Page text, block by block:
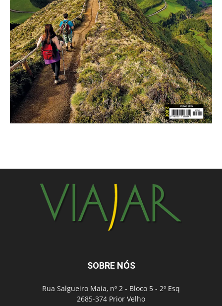
SOBRE NÓS
Rua Salgueiro Maia, nº 2 - Bloco 5 - 2º Esq
2685-374 Prior Velho